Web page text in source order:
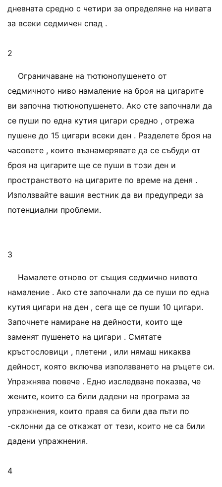
дневната средно с четири за определяне на нивата
за всеки седмичен спад .
2
Ограничаване на тютюнопушенето от
седмичното ниво намаление на броя на цигарите
ви започна тютюнопушенето. Ако сте започнали да
се пуши по една кутия цигари средно , отрежа
пушене до 15 цигари всеки ден . Разделете броя на
часовете , които възнамерявате да се събуди от
броя на цигарите ще се пуши в този ден и
пространството на цигарите по време на деня .
Използвайте вашия вестник да ви предупреди за
потенциални проблеми.
3
Намалете отново от същия седмично нивото
намаление . Ако сте започнали да се пуши по една
кутия цигари на ден , сега ще се пуши 10 цигари.
Започнете намиране на дейности, които ще
заменят пушенето на цигари . Смятате
кръстословици , плетени , или нямаш никаква
дейност, която включва използването на ръцете си.
Упражнява повече . Едно изследване показва, че
жените, които са били дадени на програма за
упражнения, които правя са били два пъти по
-склонни да се откажат от тези, които не са били
дадени упражнения.
4